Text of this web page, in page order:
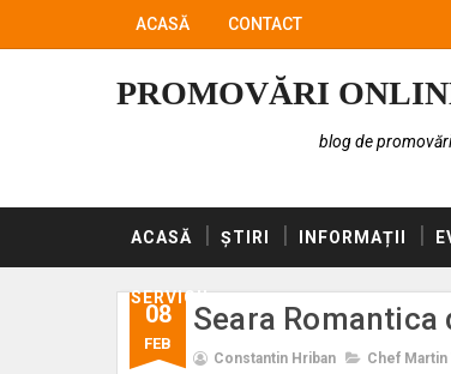
ACASĂ CONTACT
PROMOVĂRI
blog de
ACASĂ ȘTIRI INFORMAȚII
SERVICII
08
FEB
Seara Romantica
Constantin Hriban Chef Martin